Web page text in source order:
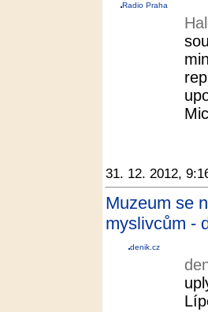
Radio Praha
31. 12. 2012,
Muzeum se
myslivcům -
denik.cz